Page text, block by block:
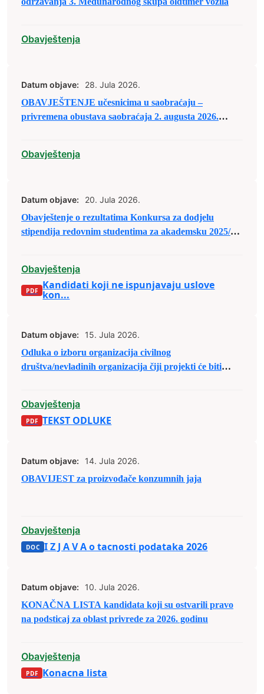
Obavještenja
Datum objave:
28. Jula 2026.
OBAVJEŠTENJE učesnicima u saobraćaju –
privremena obustava saobraćaja 2. augusta 2026.
Obavještenja
Datum objave:
20. Jula 2026.
Obavještenje o rezultatima Konkursa za dodjelu
stipendija redovnim studentima za akademsku 2025/26.
Obavještenja
Kandidati koji ne ispunjavaju uslove
kon...
Datum objave:
15. Jula 2026.
Odluka o izboru organizacija civilnog
društva/nevladinih organizacija čiji projekti će biti
područja Grada Zenica za predaju prijedloga
projekata u sklopu raspodjele budžetskih sredstava za
Obavještenja
TEKST ODLUKE
Datum objave:
14. Jula 2026.
OBAVIJEST za proizvođače konzumnih jaja
Obavještenja
I Z J A V A o tacnosti podataka 2026
Datum objave:
10. Jula 2026.
KONAČNA LISTA kandidata koji su ostvarili pravo
na podsticaj za oblast privrede za 2026. godinu
Obavještenja
Konacna lista